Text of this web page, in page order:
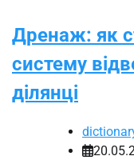
Дренаж: як
систему
ділянці